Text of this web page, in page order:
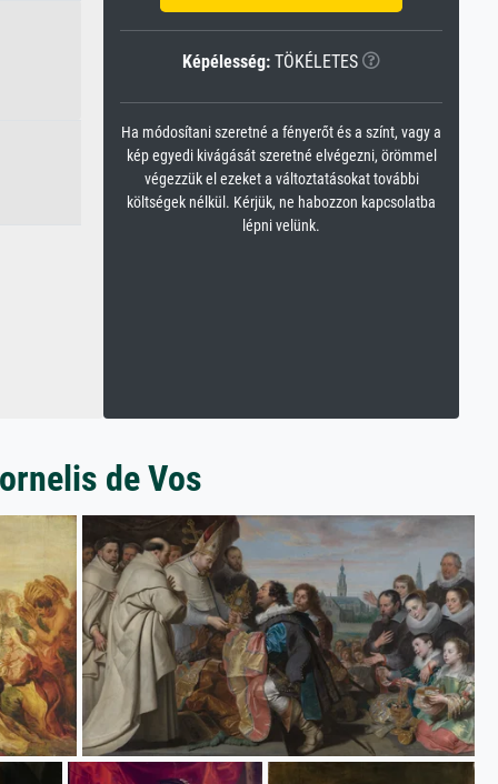
Képélesség: TÖKÉLETES
Ha módosítani szeretné a fényerőt és a színt, vagy a
kép egyedi kivágását szeretné elvégezni, örömmel
végezzük el ezeket a változtatásokat további
költségek nélkül. Kérjük, ne habozzon kapcsolatba
lépni velünk.
de Vos